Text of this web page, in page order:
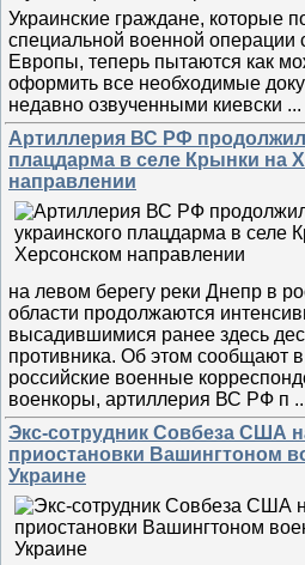
Украинские граждане, которые
специальной военной операции
Европы, теперь пытаются как
оформить все необходимые
недавно озвученными киевски ...
Артиллерия ВС РФ
плацдарма в селе Крынки на
направлении
на левом берегу реки Днепр в
области продолжаются
высадившимися ранее здесь
противника. Об этом сообщают в
российские военные
военкоры, артиллерия ВС РФ п
Экс-сотрудник Совбеза США
приостановки Вашингтоном
Украине